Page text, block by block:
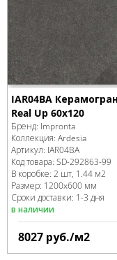
IAR04BA
Real Up 60x120
Бренд: Impronta
Коллекция: Ardesia
Артикул: IAR04BA
Код товара: SD-292863-99
В коробке: 2 шт, 1.44 м2
Размер: 1200x600 мм
Сроки доставки: 1-3 дня
в наличии
8027 руб./м2